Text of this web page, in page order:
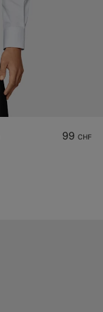
99 CHF